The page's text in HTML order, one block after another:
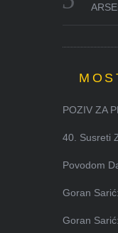
POZIV ZA
40. Susreti
Povodom
Goran
Goran